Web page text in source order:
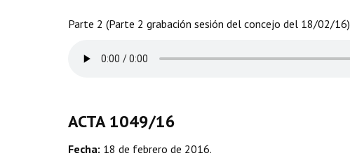
Parte 2 (Parte 2 grabación sesión del concejo del 18/02/16)
ACTA 1049/16
Fecha: 18 de febrero de 2016.